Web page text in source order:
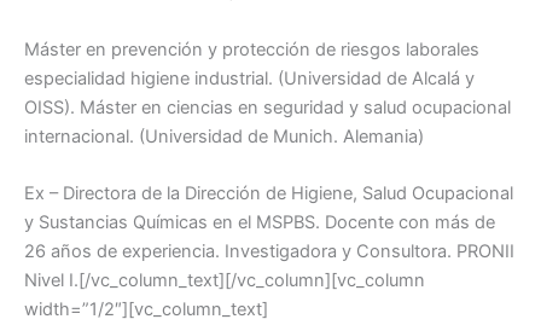
Máster en prevención y protección de riesgos laborales
especialidad higiene industrial. (Universidad de Alcalá y
OISS). Máster en ciencias en seguridad y salud ocupacional
internacional. (Universidad de Munich. Alemania)
Ex – Directora de la Dirección de Higiene, Salud Ocupacional
y Sustancias Químicas en el MSPBS. Docente con más de
26 años de experiencia. Investigadora y Consultora. PRONII
Nivel I.[/vc_column_text][/vc_column][vc_column
width=”1/2″][vc_column_text]